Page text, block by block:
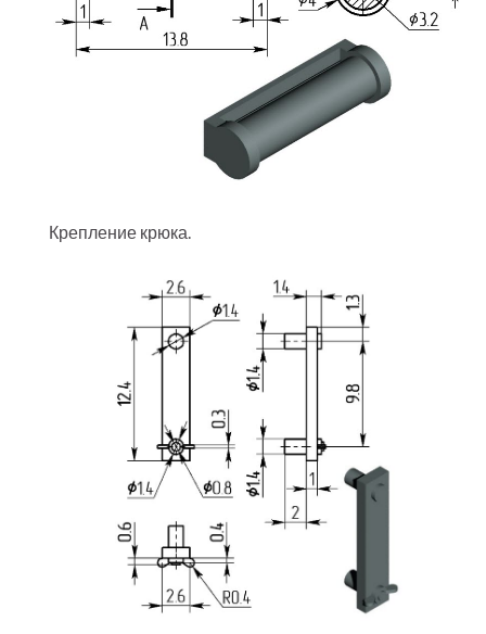
Крепление крюка.